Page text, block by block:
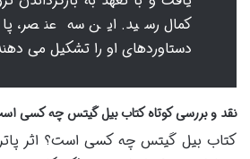
کمال رسید. این سه عنصر،
دستاوردهای او را تشکیل می
نقد و بررسی کوتاه کتاب بیل گیتس چه کسی
کتاب بیل گیتس چه کسی است؟ اثر